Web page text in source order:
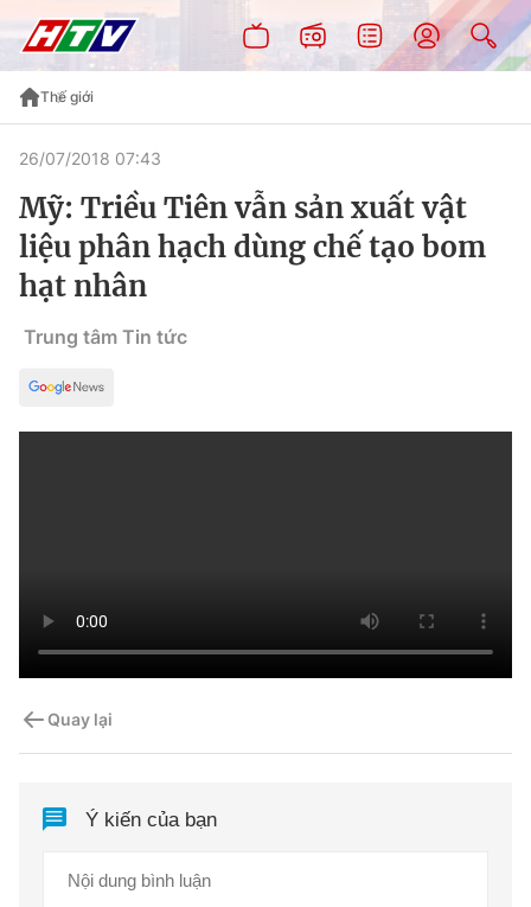
Thế giới
26/07/2018 07:43
Mỹ: Triều Tiên vẫn sản xuất vật
liệu phân hạch dùng chế tạo bom
hạt nhân
Trung tâm Tin tức
Quay lại
Ý kiến của bạn